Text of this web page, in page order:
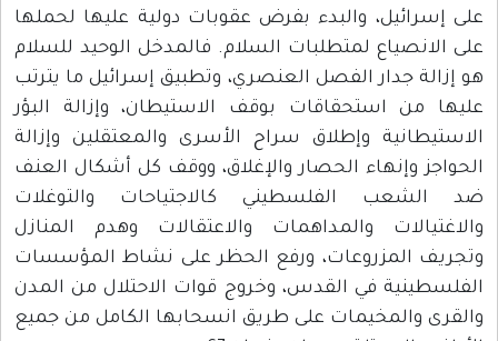
على إسرائيل، والبدء بفرض عقوبات دولية عليها لحملها
على الانصياع لمتطلبات السلام. فالمدخل الوحيد للسلام
هو إزالة جدار الفصل العنصري، وتطبيق إسرائيل ما يترتب
عليها من استحقاقات بوقف الاستيطان، وإزالة البؤر
الاستيطانية وإطلاق سراح الأسرى والمعتقلين وإزالة
الحواجز وإنهاء الحصار والإغلاق، ووقف كل أشكال العنف
ضد الشعب الفلسطيني كالاجتياحات والتوغلات
والاغتيالات والمداهمات والاعتقالات وهدم المنازل
وتجريف المزروعات، ورفع الحظر على نشاط المؤسسات
الفلسطينية في القدس، وخروج قوات الاحتلال من المدن
والقرى والمخيمات على طريق انسحابها الكامل من جميع